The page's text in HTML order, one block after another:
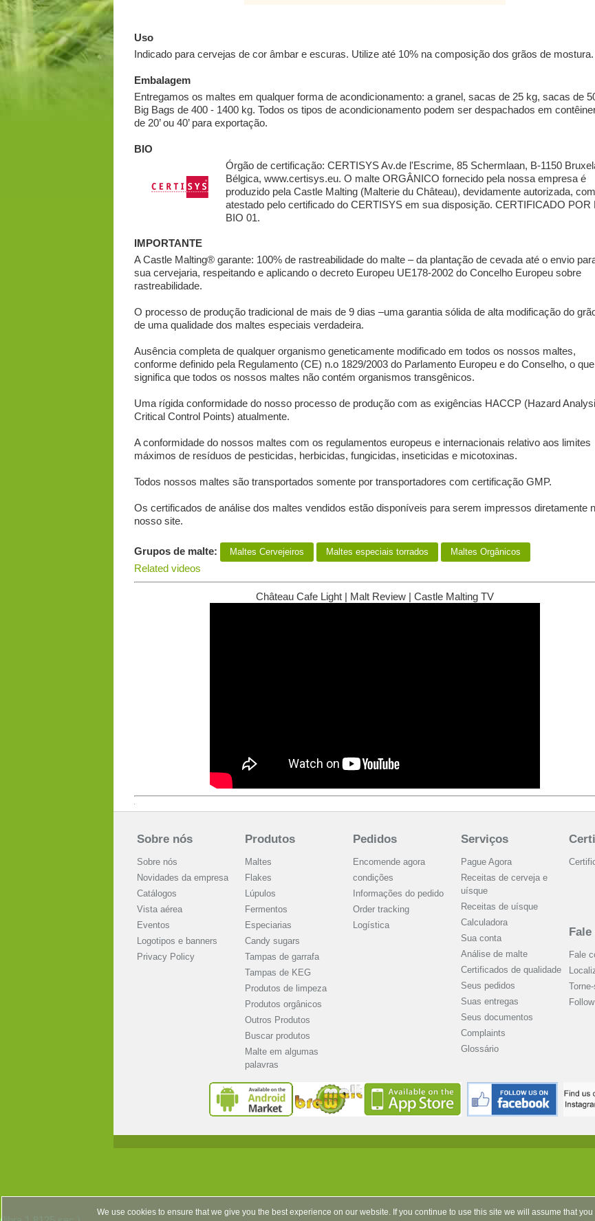
Uso
Indicado para cervejas de cor âmbar e escuras. Utilize até 10% na composição dos grãos de mostura.
Embalagem
Entregamos os maltes em qualquer forma de acondicionamento: a granel, sacas de 25 kg, sacas de
Big Bags de 400 - 1400 kg. Todos os tipos de acondicionamento podem ser despachados em
de 20’ ou 40’ para exportação.
BIO
Órgão de certificação: CERTISYS Av.de l'Escrime, 85 Schermlaan, B-1150
Bélgica, www.certisys.eu. O malte ORGÂNICO fornecido pela nossa empresa é
produzido pela Castle Malting (Malterie du Château), devidamente autorizada,
atestado pelo certificado do CERTISYS em sua disposição. CERTIFICADO POR
BIO 01.
IMPORTANTE
A Castle Malting® garante: 100% de rastreabilidade do malte – da plantação de cevada até o envio
sua cervejaria, respeitando e aplicando o decreto Europeu UE178-2002 do Concelho Europeu sobre
rastreabilidade.
O processo de produção tradicional de mais de 9 dias –uma garantia sólida de alta modificação do
de uma qualidade dos maltes especiais verdadeira.
Ausência completa de qualquer organismo geneticamente modificado em todos os nossos maltes,
conforme definido pela Regulamento (CE) n.o 1829/2003 do Parlamento Europeu e do Conselho, o que
significa que todos os nossos maltes não contém organismos transgênicos.
Uma rígida conformidade do nosso processo de produção com as exigências HACCP (Hazard
Critical Control Points) atualmente.
A conformidade do nossos maltes com os regulamentos europeus e internacionais relativo aos limites
máximos de resíduos de pesticidas, herbicidas, fungicidas, inseticidas e micotoxinas.
Todos nossos maltes são transportados somente por transportadores com certificação GMP.
Os certificados de análise dos maltes vendidos estão disponíveis para serem impressos diretamente
nosso site.
Grupos de malte: Maltes Сervejeiros Maltes especiais torrados Maltes Orgânicos
Related videos
Château Cafe Light | Malt Review | Castle Malting TV
Sobre nós
Sobre nós
Novidades da empresa
Catálogos
Vista aérea
Eventos
Logotipos e banners
Privacy Policy
Produtos
Maltes
Flakes
Lúpulos
Fermentos
Especiarias
Candy sugars
Tampas de garrafa
Tampas de KEG
Produtos de limpeza
Produtos orgânicos
Outros Produtos
Buscar produtos
Malte em algumas
palavras
Pedidos
Encomende agora
condições
Informações do pedido
Order tracking
Logística
Serviços
Pague Agora
Receitas de cerveja e
uísque
Receitas de uísque
Calculadora
Sua conta
Análise de malte
Certificados de qualidade
Seus pedidos
Suas entregas
Seus documentos
Complaints
Glossário
Fale
We use cookies to ensure that we give you the best experience on our website. If you continue to use this site we will assume that